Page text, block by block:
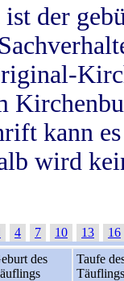
der
kann
wird
4 7 10 13
16
des
Taufe
Täuflings